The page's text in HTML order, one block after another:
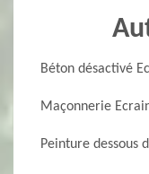
Béton désactivé
Maçonnerie
Peinture dessous